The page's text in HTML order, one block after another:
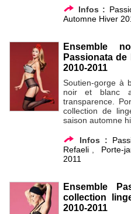
Infos :
Automne Hiver
Ensemble
Passionata
2010-2011
Soutien-gorge à
noir et blanc
transparence.
collection de
saison automne
Infos :
Refaeli, Porte-
2011
Ensemble
collection
2010-2011